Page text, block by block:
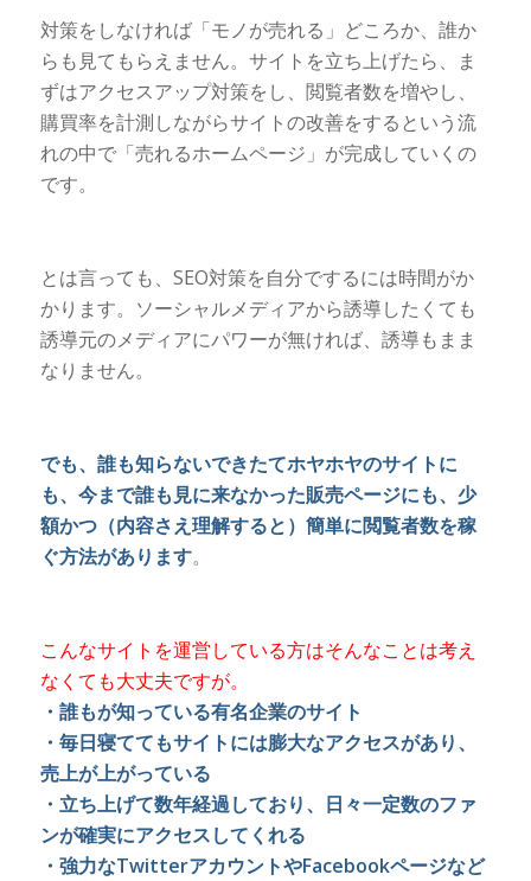
対策をしなければ「モノが売れる」どころか、誰か
らも見てもらえません。サイトを立ち上げたら、ま
ずはアクセスアップ対策をし、閲覧者数を増やし、
購買率を計測しながらサイトの改善をするという流
れの中で「売れるホームページ」が完成していくの
です。
とは言っても、SEO対策を自分でするには時間がか
かります。ソーシャルメディアから誘導したくても
誘導元のメディアにパワーが無ければ、誘導もまま
なりません。
でも、誰も知らないできたてホヤホヤのサイトに
も、今まで誰も見に来なかった販売ページにも、少
額かつ（内容さえ理解すると）簡単に閲覧者数を稼
ぐ方法があります。
こんなサイトを運営している方はそんなことは考え
なくても大丈夫ですが。
・誰もが知っている有名企業のサイト
・毎日寝ててもサイトには膨大なアクセスがあり、
売上が上がっている
・立ち上げて数年経過しており、日々一定数のファ
ンが確実にアクセスしてくれる
・強力なTwitterアカウントやFacebookページなど